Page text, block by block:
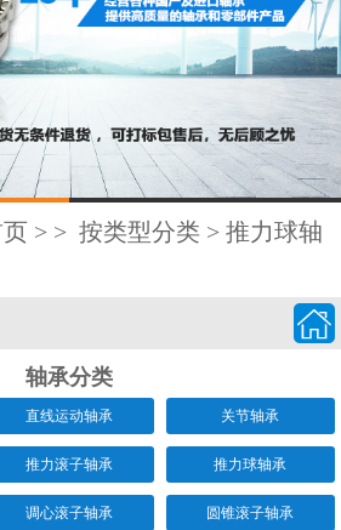
> > 按类型分类 > 推力球轴

轴承分类
直线运动轴承 关节轴承
推力滚子轴承 推力球轴承
调心滚子轴承 圆锥滚子轴承